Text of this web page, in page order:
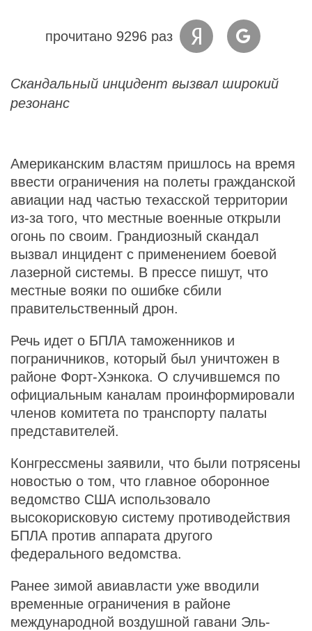
прочитано 9296 раз
Скандальный инцидент вызвал широкий
резонанс
Американским властям пришлось на время
ввести ограничения на полеты гражданской
авиации над частью техасской территории
из-за того, что местные военные открыли
огонь по своим. Грандиозный скандал
вызвал инцидент с применением боевой
лазерной системы. В прессе пишут, что
местные вояки по ошибке сбили
правительственный дрон.
Речь идет о БПЛА таможенников и
пограничников, который был уничтожен в
районе Форт-Хэнкока. О случившемся по
официальным каналам проинформировали
членов комитета по транспорту палаты
представителей.
Конгрессмены заявили, что были потрясены
новостью о том, что главное оборонное
ведомство США использовало
высокорисковую систему противодействия
БПЛА против аппарата другого
федерального ведомства.
Ранее зимой авиавласти уже вводили
временные ограничения в районе
международной воздушной гавани Эль-